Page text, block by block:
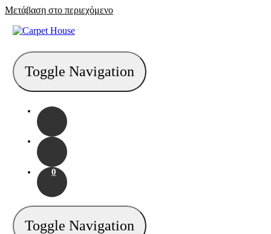
Μετάβαση στο περιεχόμενο
Toggle Navigation
0
Toggle Navigation